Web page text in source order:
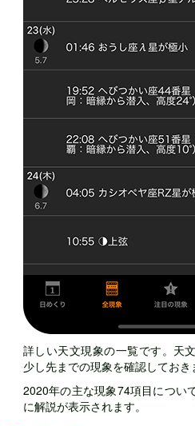
詳しい天文現象の一覧です。天
少し先までの現象を確認しておき
2020年の主な現象74項目につい
に解説が表示されます。